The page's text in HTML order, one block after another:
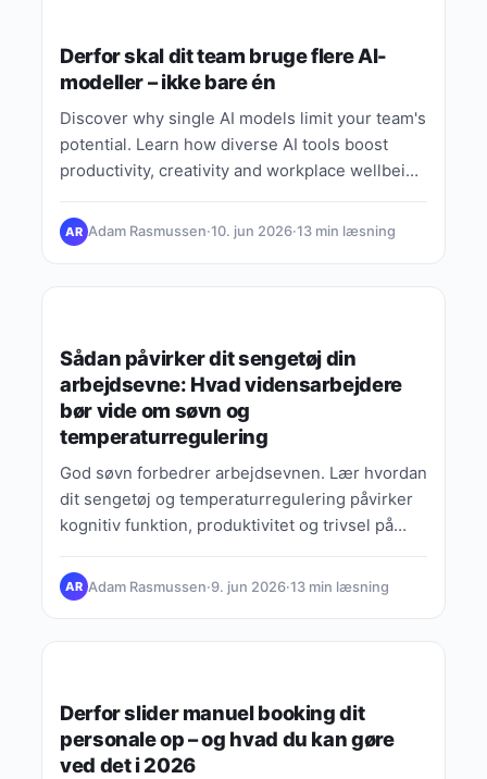
Derfor skal dit team bruge flere AI-
modeller – ikke bare én
Discover why single AI models limit your team's
potential. Learn how diverse AI tools boost
productivity, creativity and workplace wellbeing
AR Adam Rasmussen·10. jun 2026·13 min læsning
Sådan påvirker dit sengetøj din
arbejdsevne: Hvad vidensarbejdere
bør vide om søvn og
temperaturregulering
God søvn forbedrer arbejdsevnen. Lær hvordan
dit sengetøj og temperaturregulering påvirker
kognitiv funktion, produktivitet og trivsel på
AR Adam Rasmussen·9. jun 2026·13 min læsning
Derfor slider manuel booking dit
personale op – og hvad du kan gøre
ved det i 2026